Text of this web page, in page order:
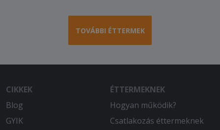
TOVÁBBI ÉTTERMEK
CIKKEK
Blog
GYIK
ÉTTERMEKNEK
Hogyan működik?
Csatlakozás éttermeknek